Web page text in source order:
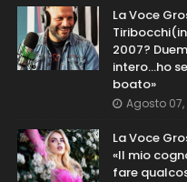
La Voce
2007?
intero...ho
boato»
Agosto 07,
La Voce
«Il mio
fare